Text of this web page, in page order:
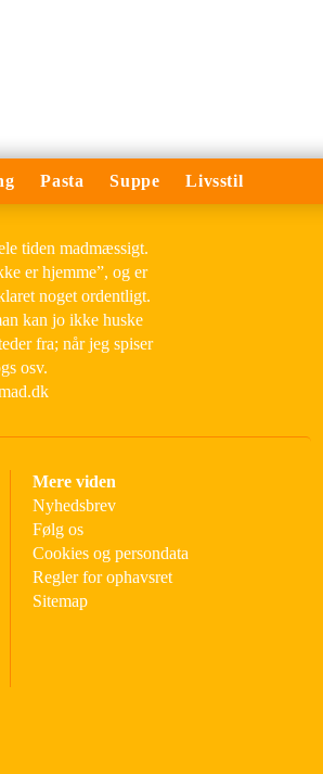
Pasta Suppe Livsstil
tiden madmæssigt.
er hjemme”, og er
noget ordentligt.
kan jo ikke huske
fra; når jeg spiser
osv.
Mere viden
Nyhedsbrev
Følg os
Cookies og persondata
Regler for ophavsret
Sitemap